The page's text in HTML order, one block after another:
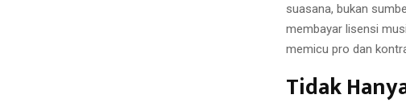
suasana, bukan
membayar lisensi
memicu pro dan
Tidak